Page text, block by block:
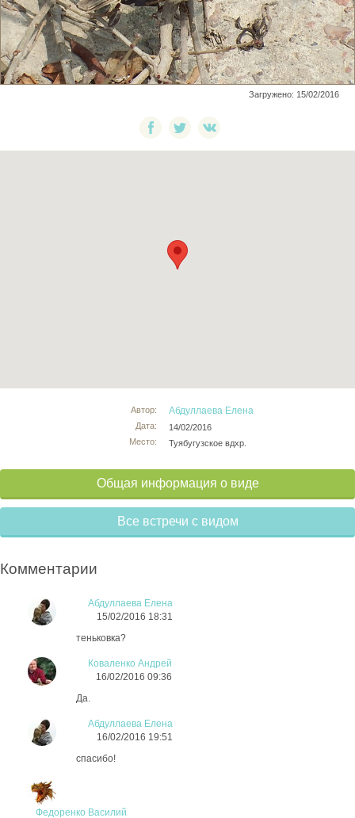
Загружено: 15/02/2016
Автор:
Дата:
Место:
Абдуллаева Елена
14/02/2016
Туябугузское вдхр.
Общая информация о виде
Все встречи с видом
Комментарии
Абдуллаева Елена
15/02/2016 18:31
теньковка?
Коваленко Андрей
16/02/2016 09:36
Да.
Абдуллаева Елена
16/02/2016 19:51
спасибо!
Федоренко Василий